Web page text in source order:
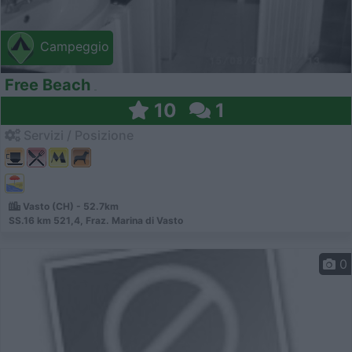
Campeggio
Free Beach
10 1
Vasto (CH) - 52.7km
SS.16 km 521,4, Fraz. Marina di Vasto
0